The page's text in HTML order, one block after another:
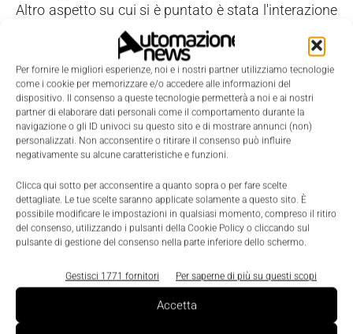
Per fornire le migliori esperienze, noi e i nostri partner utilizziamo tecnologie
come i cookie per memorizzare e/o accedere alle informazioni del
dispositivo. Il consenso a queste tecnologie permetterà a noi e ai nostri
partner di elaborare dati personali come il comportamento durante la
navigazione o gli ID univoci su questo sito e di mostrare annunci (non)
personalizzati. Non acconsentire o ritirare il consenso può influire
negativamente su alcune caratteristiche e funzioni.
Clicca qui sotto per acconsentire a quanto sopra o per fare scelte
dettagliate. Le tue scelte saranno applicate solamente a questo sito. È
possibile modificare le impostazioni in qualsiasi momento, compreso il ritiro
del consenso, utilizzando i pulsanti della Cookie Policy o cliccando sul
pulsante di gestione del consenso nella parte inferiore dello schermo.
Gestisci 1771 fornitori Per saperne di più su questi scopi
Accetta
Altro aspetto su cui si è puntato è stata l'interazione
tra fase di progettazione e fase di produzione,
definendo le specifiche per trasferire i dati relativi ai
modelli progettati direttamente dal cad alle
macchine a controllo numerico in produzione per
guidare il percorso degli utensili nel proprio processo
produttivo.
Si è lavorato, inoltre, per l'ottimizzazione della
movimentazione dei componenti e dei semilavorati
lungo la linea produttiva tra una stazione e l'altra
con innovativi sistemi di logistica interna
automatizzata. Il Cisas (Centro Interdipartimentale
di Studi e Attività Spaziali dell'Università di Padova)
ha offerto il suo know-how nel campo della robotica
per la progettazione di una nuova isola di